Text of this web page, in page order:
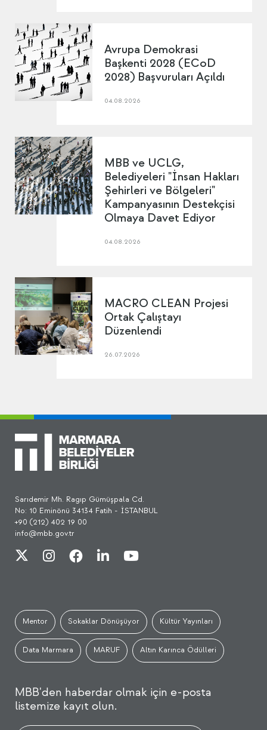
Avrupa Demokrasi
Başkenti 2028 (ECoD
2028) Başvuruları Açıldı
04.08.2026
MBB ve UCLG,
Belediyeleri "İnsan Hakları
Şehirleri ve Bölgeleri"
Kampanyasının Destekçisi
Olmaya Davet Ediyor
04.08.2026
MACRO CLEAN Projesi
Ortak Çalıştayı
Düzenlendi
26.07.2026
Sarıdemir Mh. Ragıp Gümüşpala Cd.
No: 10 Eminönü 34134 Fatih - İSTANBUL
+90 (212) 402 19 00
info@mbb.gov.tr
Mentor Sokaklar Dönüşüyor Kültür Yayınları
Data Marmara MARUF Altın Karınca Ödülleri
MBB'den haberdar olmak için e-posta
listemize kayıt olun.